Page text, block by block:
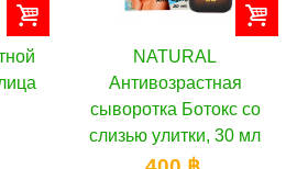
со
мл
Yoko Молочный
питательный и
омолаживающий крем
Q10, 50 г